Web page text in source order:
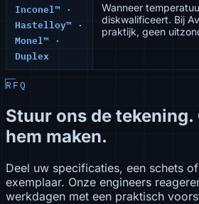
Inconel™ ·
Hastelloy™ ·
Monel™ ·
Duplex
Wanneer
diskwalificeert. Bij
praktijk, geen
RFQ
Stuur ons de tekening.
hem maken.
Deel uw specificaties, een schets
exemplaar. Onze engineers
werkdagen met een praktisch